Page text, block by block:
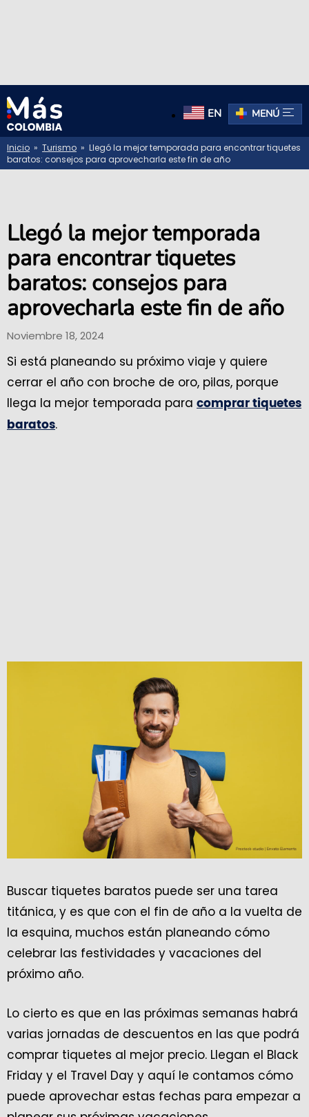
EN MENÚ
Inicio » Turismo » Llegó la mejor temporada para encontrar tiquetes
baratos: consejos para aprovecharla este fin de año
Llegó la mejor temporada
para encontrar tiquetes
baratos: consejos para
aprovecharla este fin de año
Noviembre 18, 2024
Si está planeando su próximo viaje y quiere
cerrar el año con broche de oro, pilas, porque
llega la mejor temporada para comprar tiquetes
baratos.
Buscar tiquetes baratos puede ser una tarea
titánica, y es que con el fin de año a la vuelta de
la esquina, muchos están planeando cómo
celebrar las festividades y vacaciones del
próximo año.
Lo cierto es que en las próximas semanas habrá
varias jornadas de descuentos en las que podrá
comprar tiquetes al mejor precio. Llegan el Black
Friday y el Travel Day y aquí le contamos cómo
puede aprovechar estas fechas para empezar a